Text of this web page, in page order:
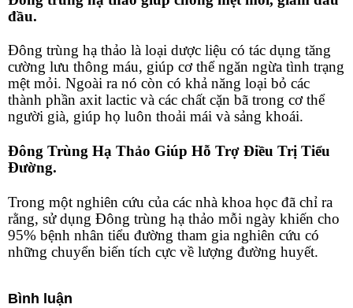
đầu.
Đông trùng hạ thảo là loại dược liệu có tác dụng tăng
cường lưu thông máu, giúp cơ thể ngăn ngừa tình trạng
mệt mỏi. Ngoài ra nó còn có khả năng loại bỏ các
thành phần axit lactic và các chất cặn bã trong cơ thể
người già, giúp họ luôn thoải mái và sảng khoái.
Đông Trùng Hạ Thảo Giúp Hỗ Trợ Điều Trị Tiểu
Đường.
Trong một nghiên cứu của các nhà khoa học đã chỉ ra
rằng, sử dụng Đông trùng hạ thảo mỗi ngày khiến cho
95% bệnh nhân tiểu đường tham gia nghiên cứu có
những chuyển biến tích cực về lượng đường huyết.
Bình luận